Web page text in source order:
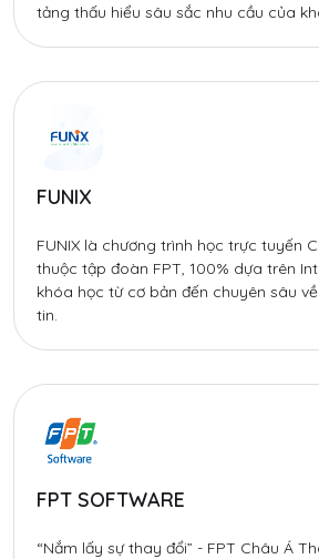
tảng thấu hiểu sâu sắc nhu cầu của
FUNIX
FUNIX là chương trình học trực tuyến
thuộc tập đoàn FPT, 100% dựa trên
khóa học từ cơ bản đến chuyên sâu
tin.
FPT SOFTWARE
“Nắm lấy sự thay đổi” - FPT Châu Á